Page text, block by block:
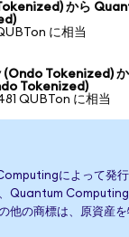
から
に相当
(Ondo Tokenized)
Tokenized)
QUBTon に相当
によって発
Quantum Computing
他の商標は、原資産